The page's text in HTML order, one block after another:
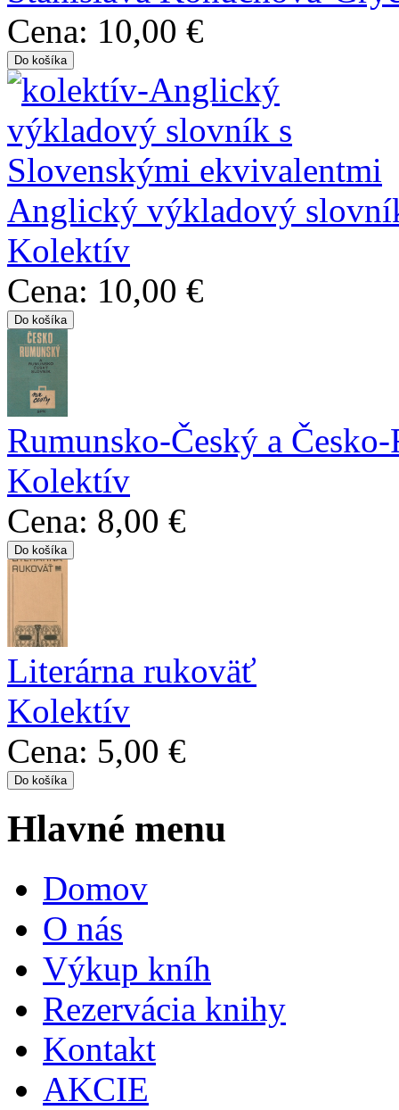
Cena: 10,00 €
Anglický výkladový
Kolektív
Cena: 10,00 €
Rumunsko-Český a
Kolektív
Cena: 8,00 €
Literárna rukoväť
Kolektív
Cena: 5,00 €
Hlavné menu
Domov
O nás
Výkup kníh
Rezervácia knihy
Kontakt
AKCIE